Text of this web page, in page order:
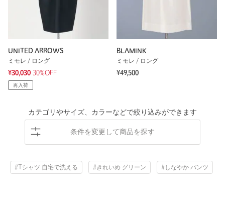
UNITED ARROWS
ミモレ / ロング
¥30,030 30%OFF
再入荷
BLAMINK
ミモレ / ロング
¥49,500
カテゴリやサイズ、カラーなどで絞り込みができます
条件を変更して商品を探す
#Tシャツ 自宅で洗える #きれいめ グリーン #しなやか パンツ